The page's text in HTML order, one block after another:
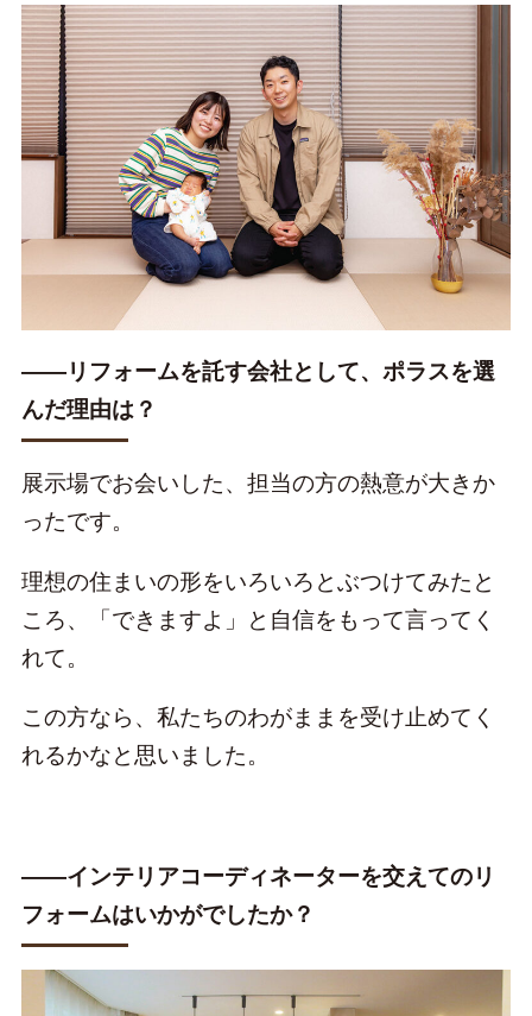
――リフォームを託す会社として、ポラスを選
んだ理由は？
展示場でお会いした、担当の方の熱意が大きか
ったです。
理想の住まいの形をいろいろとぶつけてみたと
ころ、「できますよ」と自信をもって言ってく
れて。
この方なら、私たちのわがままを受け止めてく
れるかなと思いました。
――インテリアコーディネーターを交えてのリ
フォームはいかがでしたか？